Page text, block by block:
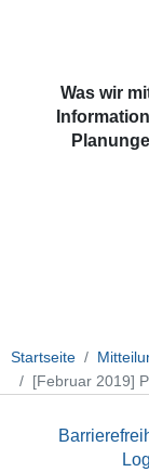
Was wir
Startseite
[Februar 2019]